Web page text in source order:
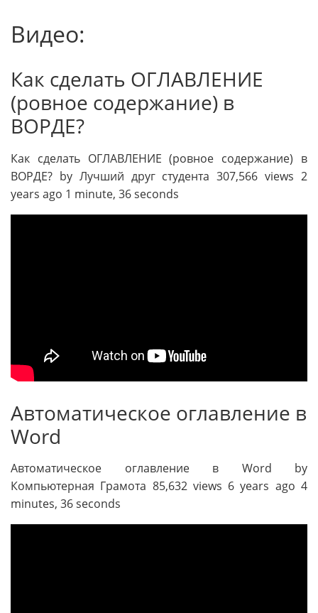
Видео:
Как сделать ОГЛАВЛЕНИЕ
(ровное содержание) в
ВОРДЕ?
Как сделать ОГЛАВЛЕНИЕ (ровное содержание) в
ВОРДЕ? by Лучший друг студента 307,566 views 2
years ago 1 minute, 36 seconds
Автоматическое оглавление в
Word
Автоматическое оглавление в Word by
Компьютерная Грамота 85,632 views 6 years ago 4
minutes, 36 seconds